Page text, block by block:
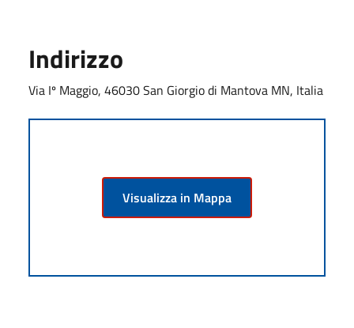
Indirizzo
Via Iº Maggio, 46030 San Giorgio di Mantova MN, Italia
Visualizza in Mappa